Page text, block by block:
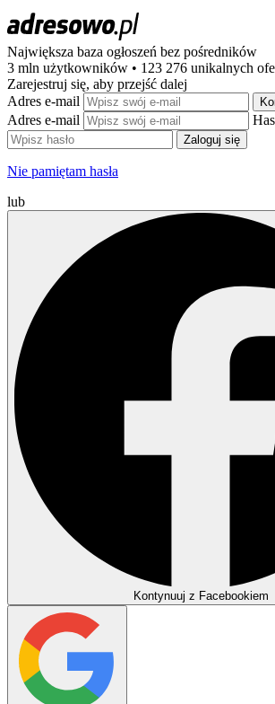
Największa baza ogłoszeń bez pośredników
3 mln użytkowników • 123 276 unikalnych
Zarejestruj się, aby przejść dalej
Adres e-mail
Adres e-mail
Zaloguj się
Nie pamiętam hasła
lub
Kontynuuj z Facebookiem